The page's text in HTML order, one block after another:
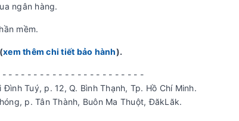
ngân hàng.
mềm.
xem thêm chi tiết bảo hành).
- - - - - - - - - - - - - - - - - - - - - -
Tuý, p. 12, Q. Bình Thạnh, Tp. Hồ Chí Minh.
p. Tân Thành, Buôn Ma Thuột, ĐăkLăk.